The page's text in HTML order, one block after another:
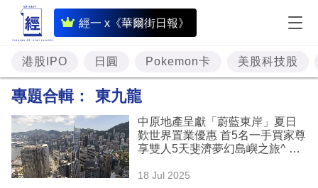
經一 x《華爾街日報》
即
時
財
經
題
投
資
港股IPO 日圓 Pokemon卡 美股科技股
專題合輯： 東九龍
中原地產呈獻「蔚藍東岸」夏日
歎世界置業優惠 首5名一手買家尊
享雙人5天斐濟夢幻島嶼之旅^ 總
18 Jul 2025